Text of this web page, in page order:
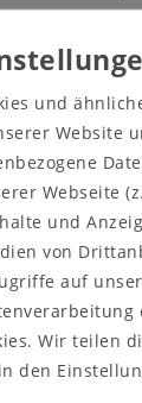
Teelichter
Achten Sie
bis
und
Website
Webseite
und
von
auf
Wir teilen
den